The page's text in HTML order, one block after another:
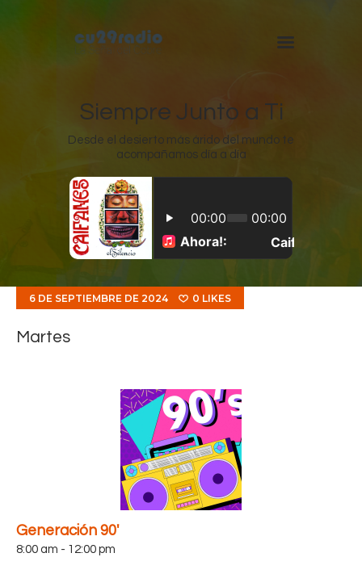
Siempre Junto a Ti
Desde el desierto más árido del mundo te
acompañamos día a día
Chuquicamata
Radomiro Tomic
Ministro Hales
6 DE SEPTIEMBRE DE 2024 0 LIKES
Martes
Generación 90′
8:00 am - 12:00 pm